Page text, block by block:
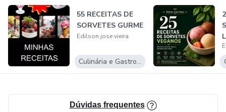
55 RECEITAS DE
SORVETES GURME
Edilson jose vieira
Culinária e Gastronomia
Dúvidas frequentes